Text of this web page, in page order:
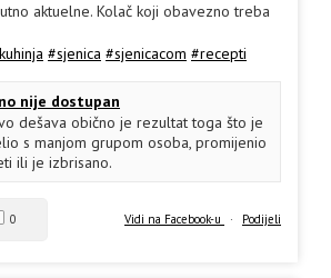
aktuelne. Kolač koji obavezno treba
#sjenica #sjenicacom #recepti
nije dostupan
dešava obično je rezultat toga što je
s manjom grupom osoba, promijenio
ili je izbrisano.
Vidi na Facebook-u · Podijeli
0